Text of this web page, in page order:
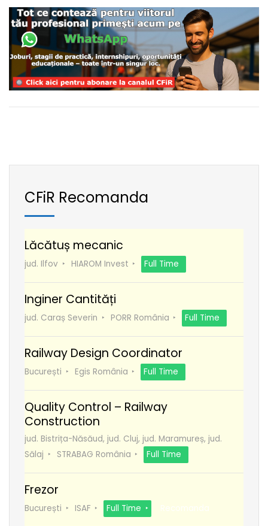
CFiR Recomanda
Lăcătuș mecanic
jud. Ilfov HIAROM Invest Full Time
Inginer Cantități
jud. Caraș Severin PORR România Full Time
Railway Design Coordinator
București Egis România Full Time
Quality Control – Railway
Construction
jud. Bistrița-Năsăud, jud. Cluj, jud. Maramureș, jud.
Sălaj
STRABAG România Full Time
Frezor
București ISAF Full Time Recomanda